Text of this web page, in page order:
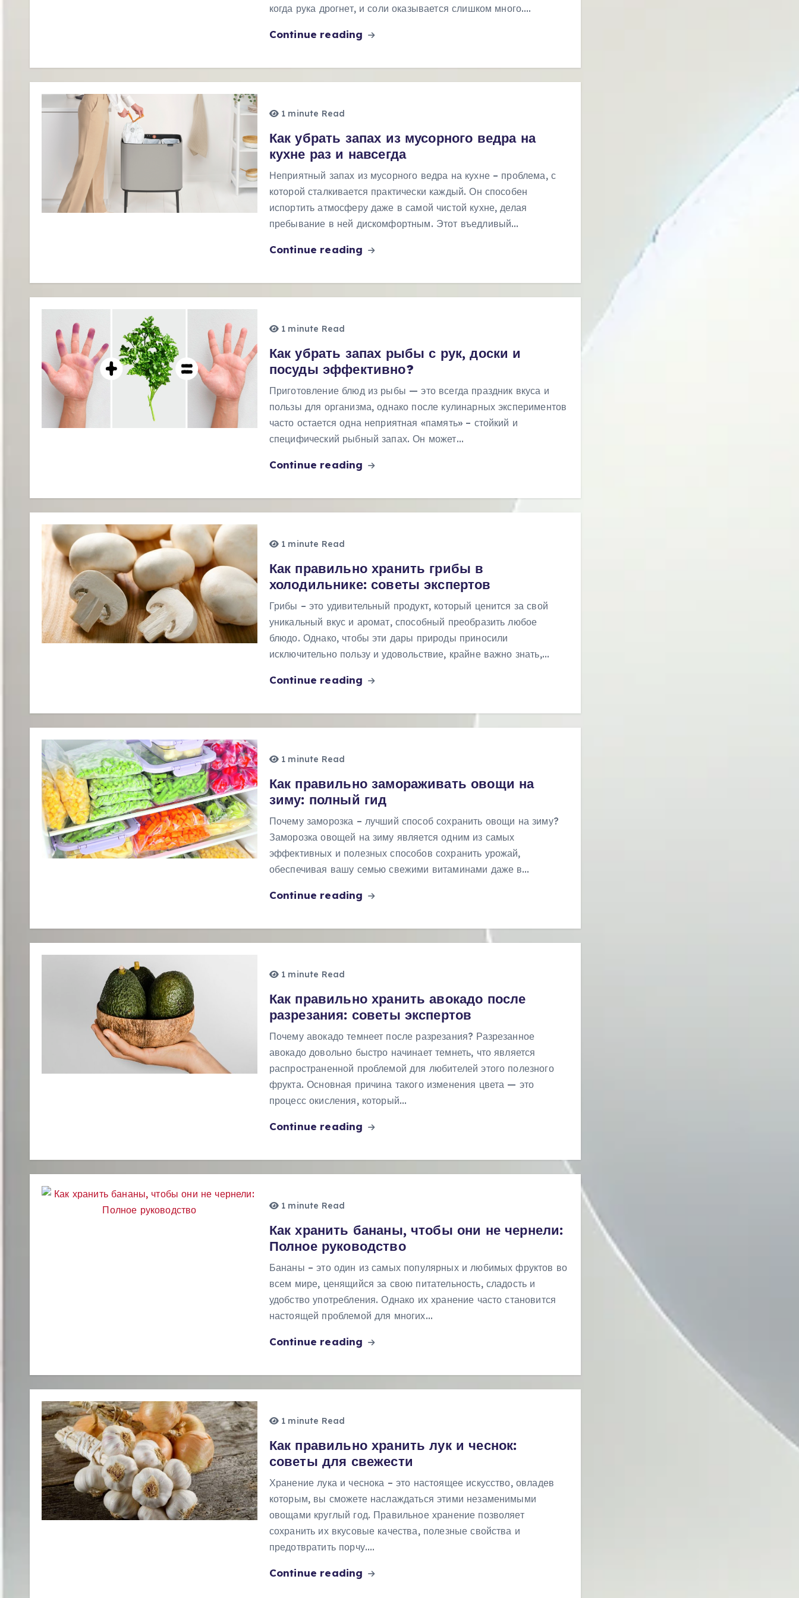
когда рука дрогнет, и соли оказывается слишком много.…
Continue reading
1 minute Read
Как убрать запах из мусорного ведра на
кухне раз и навсегда
Неприятный запах из мусорного ведра на кухне – проблема, с
которой сталкивается практически каждый. Он способен
испортить атмосферу даже в самой чистой кухне, делая
пребывание в ней дискомфортным. Этот въедливый…
Continue reading
1 minute Read
Как убрать запах рыбы с рук, доски и
посуды эффективно?
Приготовление блюд из рыбы — это всегда праздник вкуса и
пользы для организма, однако после кулинарных экспериментов
часто остается одна неприятная «память» – стойкий и
специфический рыбный запах. Он может…
Continue reading
1 minute Read
Как правильно хранить грибы в
холодильнике: советы экспертов
Грибы – это удивительный продукт, который ценится за свой
уникальный вкус и аромат, способный преобразить любое
блюдо. Однако, чтобы эти дары природы приносили
исключительно пользу и удовольствие, крайне важно знать,…
Continue reading
1 minute Read
Как правильно замораживать овощи на
зиму: полный гид
Почему заморозка – лучший способ сохранить овощи на зиму?
Заморозка овощей на зиму является одним из самых
эффективных и полезных способов сохранить урожай,
обеспечивая вашу семью свежими витаминами даже в…
Continue reading
1 minute Read
Как правильно хранить авокадо после
разрезания: советы экспертов
Почему авокадо темнеет после разрезания? Разрезанное
авокадо довольно быстро начинает темнеть, что является
распространенной проблемой для любителей этого полезного
фрукта. Основная причина такого изменения цвета — это
процесс окисления, который…
Continue reading
1 minute Read
Как хранить бананы, чтобы они не чернели:
Полное руководство
Бананы – это один из самых популярных и любимых фруктов во
всем мире, ценящийся за свою питательность, сладость и
удобство употребления. Однако их хранение часто становится
настоящей проблемой для многих…
Continue reading
1 minute Read
Как правильно хранить лук и чеснок:
советы для свежести
Хранение лука и чеснока – это настоящее искусство, овладев
которым, вы сможете наслаждаться этими незаменимыми
овощами круглый год. Правильное хранение позволяет
сохранить их вкусовые качества, полезные свойства и
предотвратить порчу.…
Continue reading